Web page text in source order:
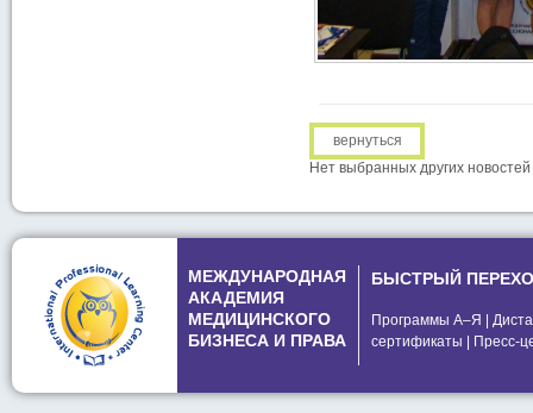
вернуться
Нет выбранных других новостей
МЕЖДУНАРОДНАЯ
АКАДЕМИЯ
МЕДИЦИНСКОГО
БИЗНЕСА И ПРАВА
БЫСТРЫЙ
Программы А–Я
сертификаты
Пресс-